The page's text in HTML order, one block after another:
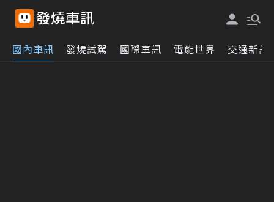
國內車訊 發燒試駕 國際車訊 電能世界 交通新訊